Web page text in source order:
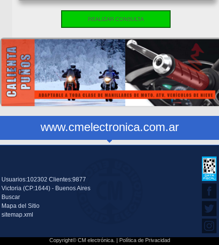
REALIZAR CONSULTA
www.cmelectronica.com.ar
Usuarios:102302 Clientes:9877
Victoria (CP:1644) - Buenos Aires
Buscar
Mapa del Sitio
sitemap.xml
Copyright© CM electrónica. | Política de Privacidad